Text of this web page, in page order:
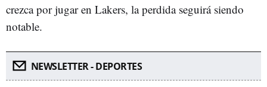
crezca por jugar en Lakers, la perdida seguirá siendo
notable.
NEWSLETTER - DEPORTES